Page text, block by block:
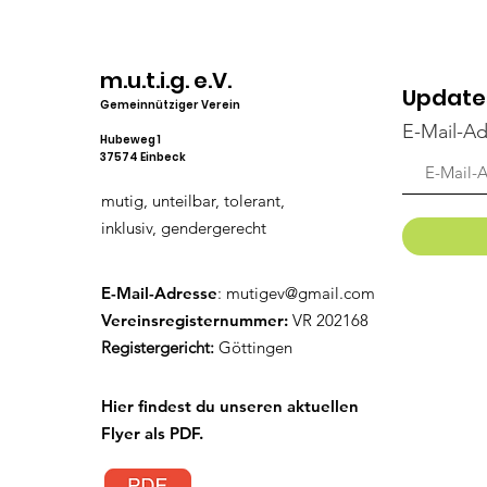
m.u.t.i.g. e.V.
Gemeinnütziger Verein
Hubeweg 1
37574 Einbeck
mutig, unteilbar, tolerant,
inklusiv, gendergerecht
E-Mail-Adresse: mutigev@gmail.com
Vereinsregisternummer: VR 202168
Registergericht: Göttingen
Hier findest du unseren aktuellen
Flyer als PDF.
E-Mail-